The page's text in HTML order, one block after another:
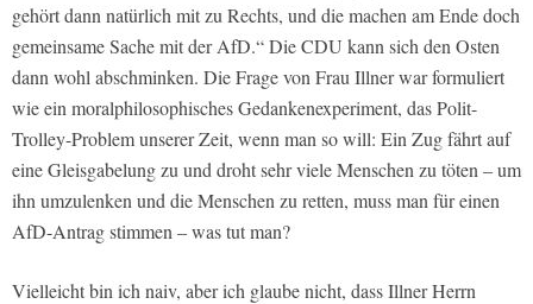
gehört dann natürlich mit zu Rechts, und die machen am Ende doch
gemeinsame Sache mit der AfD.“ Die CDU kann sich den Osten
dann wohl abschminken. Die Frage von Frau Illner war formuliert
wie ein moralphilosophisches Gedankenexperiment, das Polit-
Trolley-Problem unserer Zeit, wenn man so will: Ein Zug fährt auf
eine Gleisgabelung zu und droht sehr viele Menschen zu töten – um
ihn umzulenken und die Menschen zu retten, muss man für einen
AfD-Antrag stimmen – was tut man?
Vielleicht bin ich naiv, aber ich glaube nicht, dass Illner Herrn